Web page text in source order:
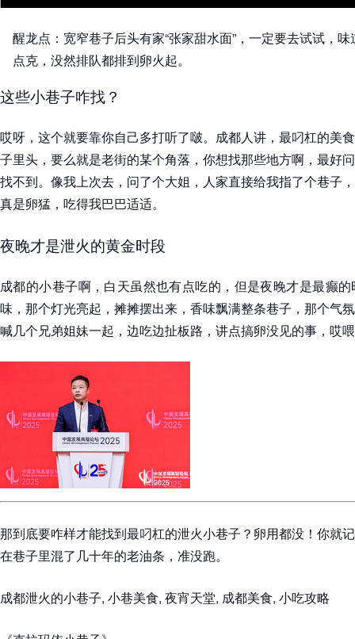
醒龙点：宽窄巷子后头有家“张家甜水面”，一定要去试试，
点克，没然排队都排到卵火起。
这些小巷子咋找？
哎呀，这个就要靠你自己多打听了啵。成都人讲，最叼杠的美
子里头，要么就是老街的某个角落，你想找那些地方啊，最好
找不到。像我上次去，问了个大姐，人家直接给我指了个巷子
真是卵猛，吃得我巴巴适适。
夜晚才是泄火的黄金时段
成都的小巷子啊，白天虽然也有点吃的，但是夜晚才是最癫
味，那个灯光亮起，摊摊摆出来，香味飘满整条巷子，那个气
喊几个兄弟姐妹一起，边吃边扯板路，讲点搞卵没见的事，哎
那到底要咋样才能找到最叼杠的泄火小巷子？卵用都没！你就
在巷子里混了几十年的老油条，准没跑。
成都泄火的小巷子, 小巷美食, 夜宵天堂, 成都美食, 小吃攻略